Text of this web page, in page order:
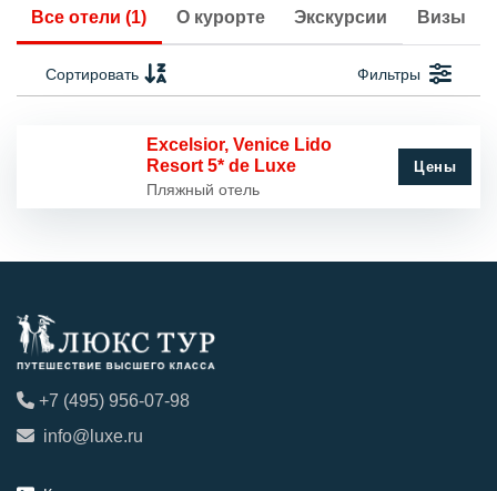
Все отели (1) О курорте Экскурсии Визы
Сортировать Фильтры
Excelsior, Venice Lido
Resort 5* de Luxe
Пляжный отель
Цены
+7 (495) 956-07-98
info@luxe.ru